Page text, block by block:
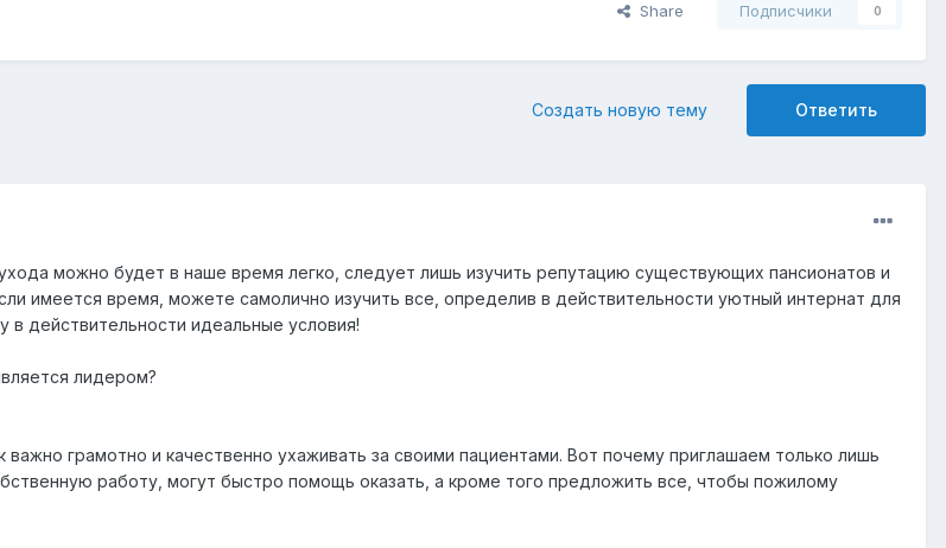
Share Подписчики 0
Ответить
Создать новую тему
можно будет в наше время легко, следует лишь изучить репутацию существующих пансионатов и
имеется время, можете самолично изучить все, определив в действительности уютный интернат для
действительности идеальные условия!
лидером?
грамотно и качественно ухаживать за своими пациентами. Вот почему приглашаем только лишь
работу, могут быстро помощь оказать, а кроме того предложить все, чтобы пожилому